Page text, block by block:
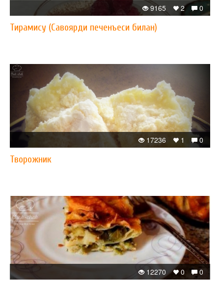
0
2
9165
Тирамису (Савоярди печенъеси билан)
0
1
17236
Творожник
0
0
12270